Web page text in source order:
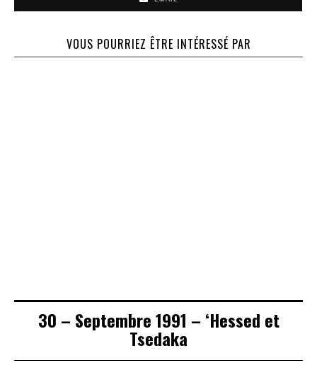
VOUS POURRIEZ ÊTRE INTÉRESSÉ PAR
30 – Septembre 1991 – ‘Hessed et
Tsedaka